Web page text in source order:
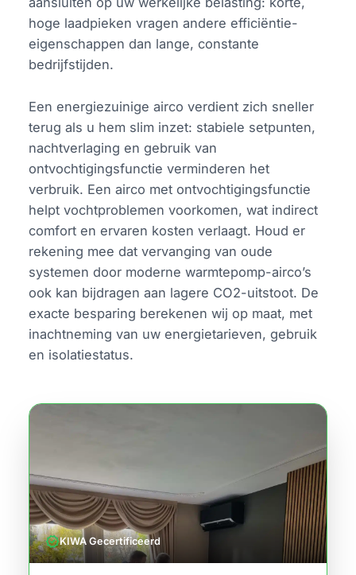
hoge laadpieken vragen andere efficiëntie-
eigenschappen dan lange, constante
bedrijfstijden.
Een energiezuinige airco verdient zich sneller
terug als u hem slim inzet: stabiele setpunten,
nachtverlaging en gebruik van
ontvochtigingsfunctie verminderen het
verbruik. Een airco met ontvochtigingsfunctie
helpt vochtproblemen voorkomen, wat indirect
comfort en ervaren kosten verlaagt. Houd er
rekening mee dat vervanging van oude
systemen door moderne warmtepomp-airco’s
ook kan bijdragen aan lagere CO2-uitstoot. De
exacte besparing berekenen wij op maat, met
inachtneming van uw energietarieven, gebruik
en isolatiestatus.
verifiedKIWA Gecertificeerd